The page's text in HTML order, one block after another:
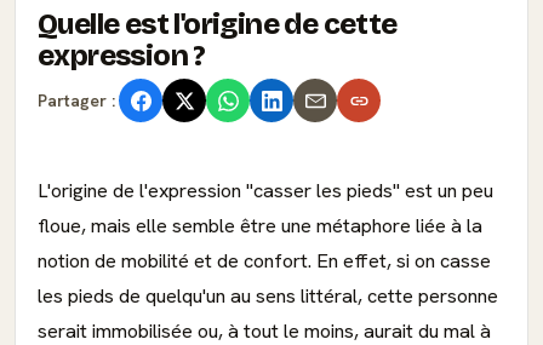
Quelle est l'origine de cette
expression ?
Partager :
L'origine de l'expression "casser les pieds" est un peu
floue, mais elle semble être une métaphore liée à la
notion de mobilité et de confort. En effet, si on casse
les pieds de quelqu'un au sens littéral, cette personne
serait immobilisée ou, à tout le moins, aurait du mal à